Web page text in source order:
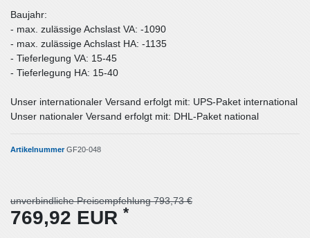
Baujahr:
- max. zulässige Achslast VA: -1090
- max. zulässige Achslast HA: -1135
- Tieferlegung VA: 15-45
- Tieferlegung HA: 15-40
Unser internationaler Versand erfolgt mit: UPS-Paket international
Unser nationaler Versand erfolgt mit: DHL-Paket national
ArtikelnummerGF20-048
unverbindliche Preisempfehlung 793,73 €
769,92 EUR *